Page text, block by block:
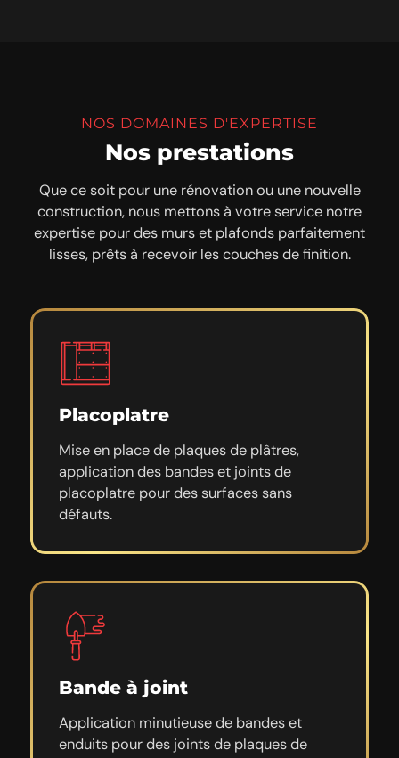
NOS DOMAINES D'EXPERTISE
Nos prestations
Que ce soit pour une rénovation ou une nouvelle
construction, nous mettons à votre service notre
expertise pour des murs et plafonds parfaitement
lisses, prêts à recevoir les couches de finition.
Placoplatre
Mise en place de plaques de plâtres,
application des bandes et joints de
placoplatre pour des surfaces sans
défauts.
Bande à joint
Application minutieuse de bandes et
enduits pour des joints de plaques de